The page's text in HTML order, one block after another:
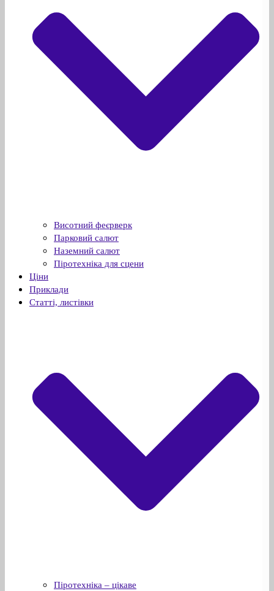
Висотний феєрверк
Парковий салют
Наземний салют
Піротехніка для сцени
Ціни
Приклади
Статті, листівки
Піротехніка – цікаве